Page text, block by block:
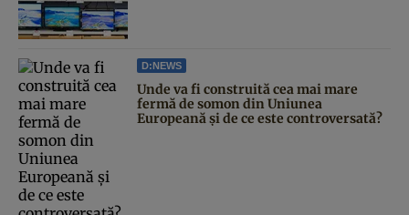
D:NEWS
Unde va fi construită cea mai mare
fermă de somon din Uniunea
Europeană și de ce este controversată?